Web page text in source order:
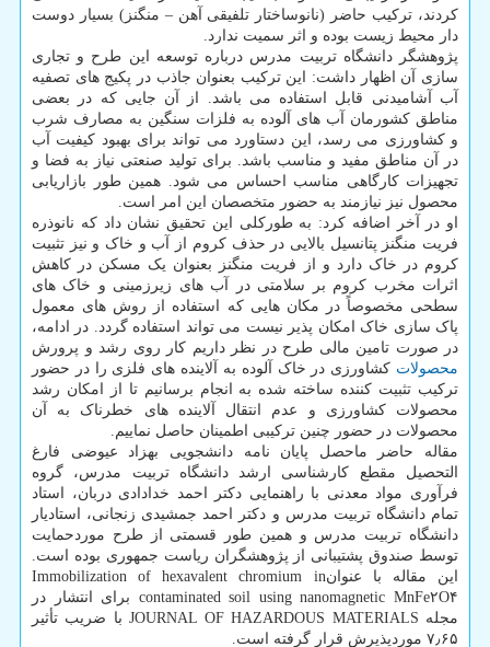
کردند، ترکیب حاضر (نانوساختار تلفیقی آهن – منگنز) بسیار دوست
دار محیط زیست بوده و اثر سمیت ندارد.
پژوهشگر دانشگاه تربیت مدرس درباره توسعه این طرح و تجاری
سازی آن اظهار داشت: این ترکیب بعنوان جاذب در پکیج های تصفیه
آب آشامیدنی قابل استفاده می باشد. از آن جایی که در بعضی
مناطق کشورمان آب های آلوده به فلزات سنگین به مصارف شرب
و کشاورزی می رسد، این دستاورد می تواند برای بهبود کیفیت آب
در آن مناطق مفید و مناسب باشد. برای تولید صنعتی نیاز به فضا و
تجهیزات کارگاهی مناسب احساس می شود. همین طور بازاریابی
محصول نیز نیازمند به حضور متخصصان این امر است.
او در آخر اضافه کرد: به طورکلی این تحقیق نشان داد که نانوذره
فریت منگنز پتانسیل بالایی در حذف کروم از آب و خاک و نیز تثبیت
کروم در خاک دارد و از فریت منگنز بعنوان یک مسکن در کاهش
اثرات مخرب کروم بر سلامتی در آب های زیرزمینی و خاک های
سطحی مخصوصاً در مکان­ هایی که استفاده از روش های معمول
پاک سازی خاک امکان پذیر نیست می تواند استفاده گردد. در ادامه،
در صورت تامین مالی طرح در نظر داریم کار روی رشد و پرورش
محصولات کشاورزی در خاک آلوده به آلاینده های فلزی را در حضور
ترکیب تثبیت کننده ساخته شده به انجام برسانیم تا از امکان رشد
محصولات کشاورزی و عدم انتقال آلاینده ­های خطرناک به آن
محصولات در حضور چنین ترکیبی اطمینان حاصل نماییم.
مقاله حاضر ماحصل پایان نامه دانشجویی بهزاد عیوضی فارغ
التحصیل مقطع کارشناسی ارشد دانشگاه تربیت مدرس، گروه
فرآوری مواد معدنی با راهنمایی دکتر احمد خدادادی دربان، استاد
تمام دانشگاه تربیت مدرس و دکتر احمد جمشیدی زنجانی، استادیار
دانشگاه تربیت مدرس و همین طور قسمتی از طرح موردحمایت
توسط صندوق پشتیبانی از پژوهشگران ریاست جمهوری بوده است.
این مقاله با عنوانImmobilization of hexavalent chromium in
contaminated soil using nanomagnetic MnFe۲O۴ برای انتشار در
مجله JOURNAL OF HAZARDOUS MATERIALS با ضریب تأثیر
۷٫۶۵ موردپذیرش قرار گرفته است.